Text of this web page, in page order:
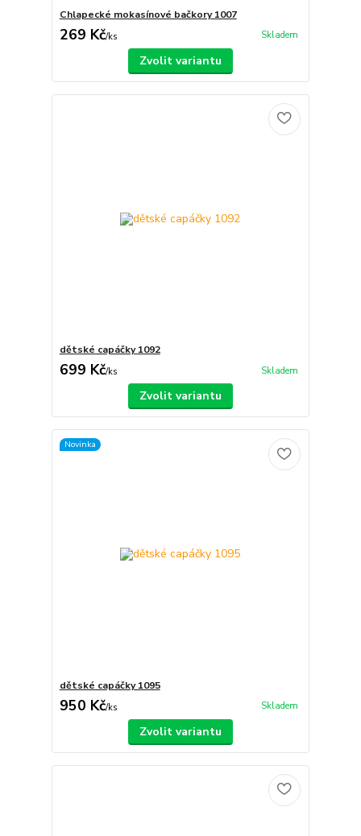
Chlapecké mokasínové bačkory 1007
269 Kč/ks Skladem
Zvolit variantu
dětské capáčky 1092
699 Kč/ks Skladem
Zvolit variantu
Novinka
dětské capáčky 1095
950 Kč/ks Skladem
Zvolit variantu